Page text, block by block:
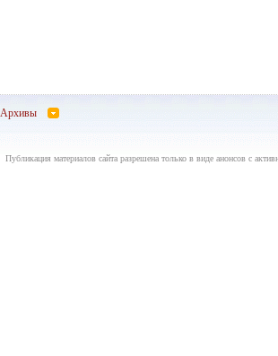
Архивы
Публикация материалов сайта разрешена только в виде анонсов с